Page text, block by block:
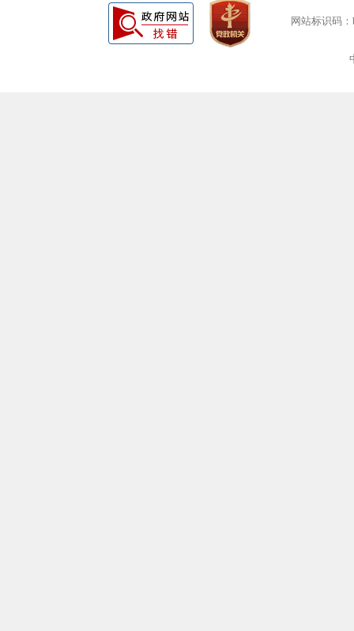
网站标识码